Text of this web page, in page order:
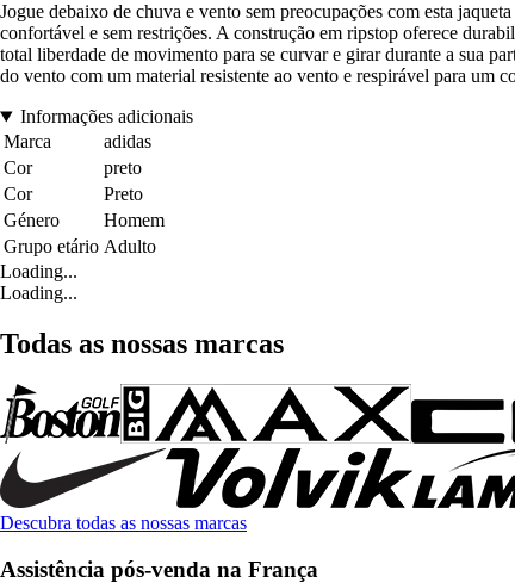
Jogue debaixo de chuva e vento sem preocupações com esta
confortável e sem restrições. A construção em ripstop oferece
total liberdade de movimento para se curvar e girar durante a sua
do vento com um material resistente ao vento e respirável para um
Informações adicionais
Marca
adidas
Cor
preto
Cor
Preto
Género
Homem
Grupo etário Adulto
Loading...
Loading...
Todas as nossas marcas
Descubra todas as nossas marcas
Assistência pós-venda na França